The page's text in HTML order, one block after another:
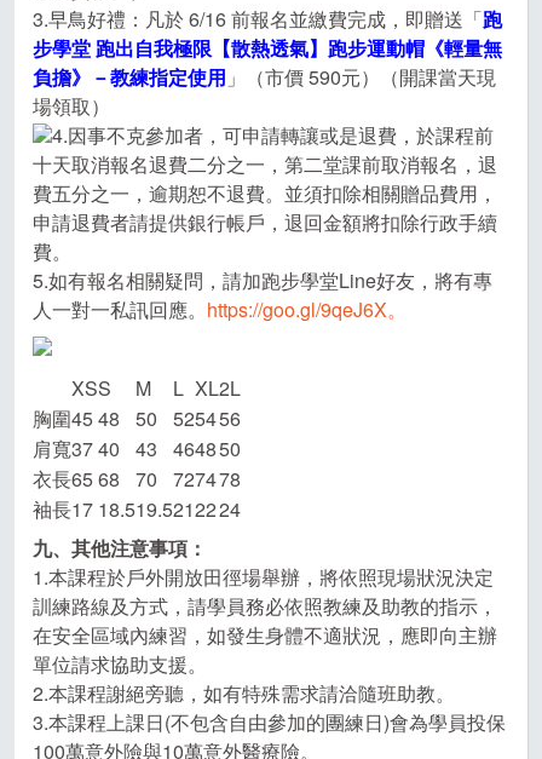
3.早鳥好禮：凡於 6/16 前報名並繳費完成，即贈送「跑
步學堂 跑出自我極限【散熱透氣】跑步運動帽《輕量無
負擔》－教練指定使用 」（市價 590元）（開課當天現
場領取）
4.因事不克參加者，可申請轉讓或是退費，於課程前
十天取消報名退費二分之一，第二堂課前取消報名，退
費五分之一，逾期恕不退費。並須扣除相關贈品費用，
申請退費者請提供銀行帳戶，退回金額將扣除行政手續
費。
5.如有報名相關疑問，請加跑步學堂Line好友，將有專
人一對一私訊回應。 https://goo.gl/9qeJ6X。
XSS M L XL2L
胸圍4548 50 525456
肩寬3740 43 464850
衣長6568 70 727478
袖長17 18.519.5212224
九、其他注意事項：
1.本課程於戶外開放田徑場舉辦，將依照現場狀況決定
訓練路線及方式，請學員務必依照教練及助教的指示，
在安全區域內練習，如發生身體不適狀況，應即向主辦
單位請求協助支援。
2.本課程謝絕旁聽，如有特殊需求請洽隨班助教。
3.本課程上課日(不包含自由參加的團練日)會為學員投保
100萬意外險與10萬意外醫療險。